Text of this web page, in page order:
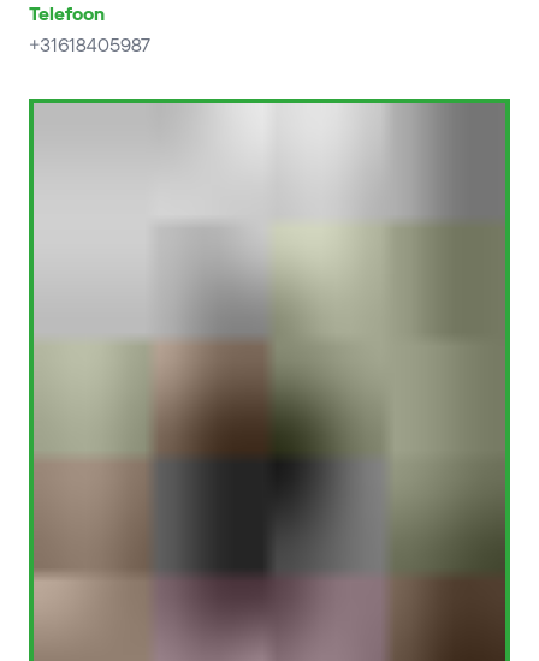
Telefoon
+31618405987